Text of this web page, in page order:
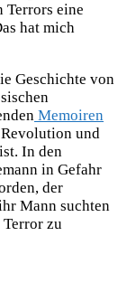
Terrors eine
hat mich
Geschichte von
Memoiren
und
In den
in Gefahr
der
Mann suchten
zu